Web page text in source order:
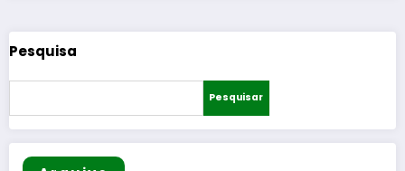
Pesquisa
Pesquisar